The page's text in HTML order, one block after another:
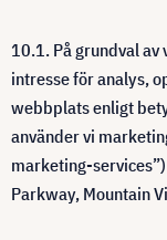
10.1. På grundval
intresse för analys,
webbplats enligt
använder vi
marketing-
Parkway, Mountain